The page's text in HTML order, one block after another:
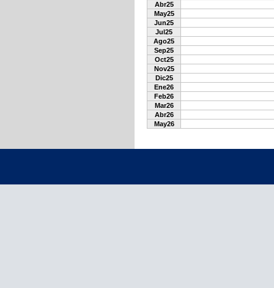
Abr25
May25
Jun25
Jul25
Ago25
Sep25
Oct25
Nov25
Dic25
Ene26
Feb26
Mar26
Abr26
May26